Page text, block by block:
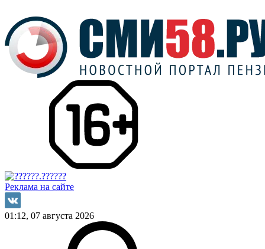
Реклама на сайте
01:12, 07 августа 2026